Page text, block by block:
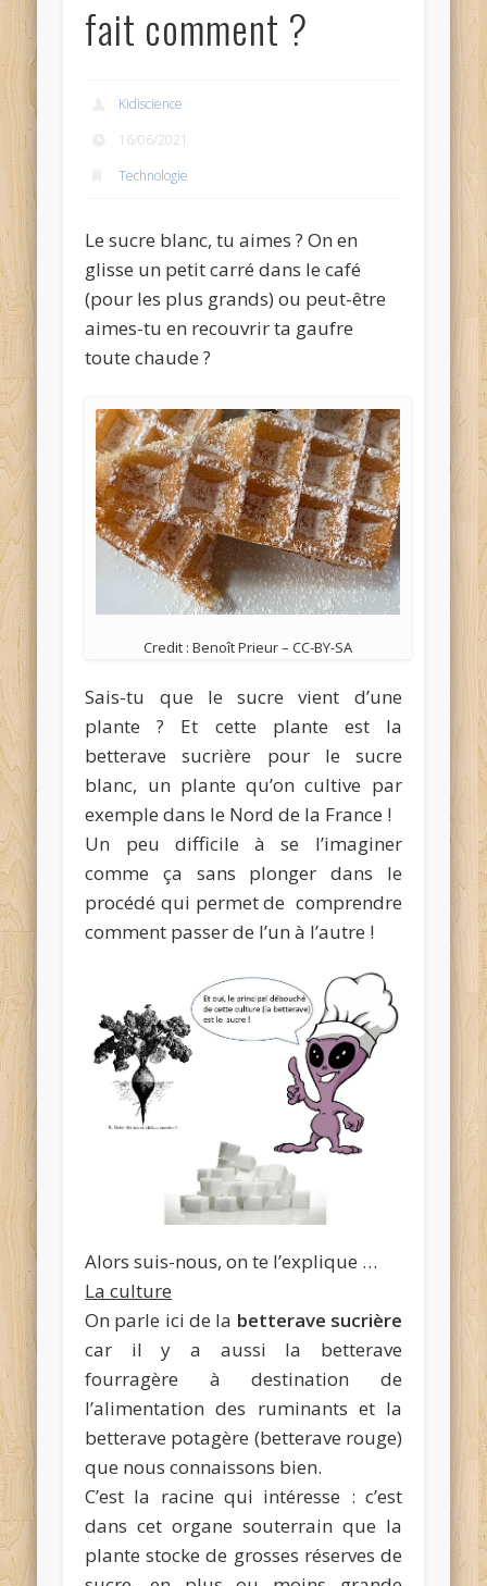
fait comment ?
Kidiscience
16/06/2021
Technologie
Le sucre blanc, tu aimes ? On en
glisse un petit carré dans le café
(pour les plus grands) ou peut-être
aimes-tu en recouvrir ta gaufre
toute chaude ?
Credit : Benoît Prieur – CC-BY-SA
Sais-tu que le sucre vient d’une
plante ? Et cette plante est la
betterave sucrière pour le sucre
blanc, un plante qu’on cultive par
exemple dans le Nord de la France !
Un peu difficile à se l’imaginer
comme ça sans plonger dans le
procédé qui permet de comprendre
comment passer de l’un à l’autre !
Alors suis-nous, on te l’explique …
La culture
On parle ici de la betterave sucrière
car il y a aussi la betterave
fourragère à destination de
l’alimentation des ruminants et la
betterave potagère (betterave rouge)
que nous connaissons bien.
C’est la racine qui intéresse : c’est
dans cet organe souterrain que la
plante stocke de grosses réserves de